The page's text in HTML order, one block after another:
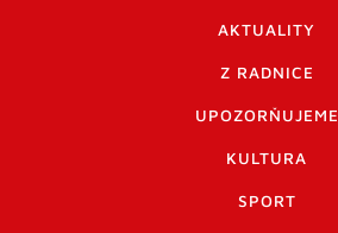
AKTUALITY
Z RADNICE
UPOZORŇUJEME
KULTURA
SPORT